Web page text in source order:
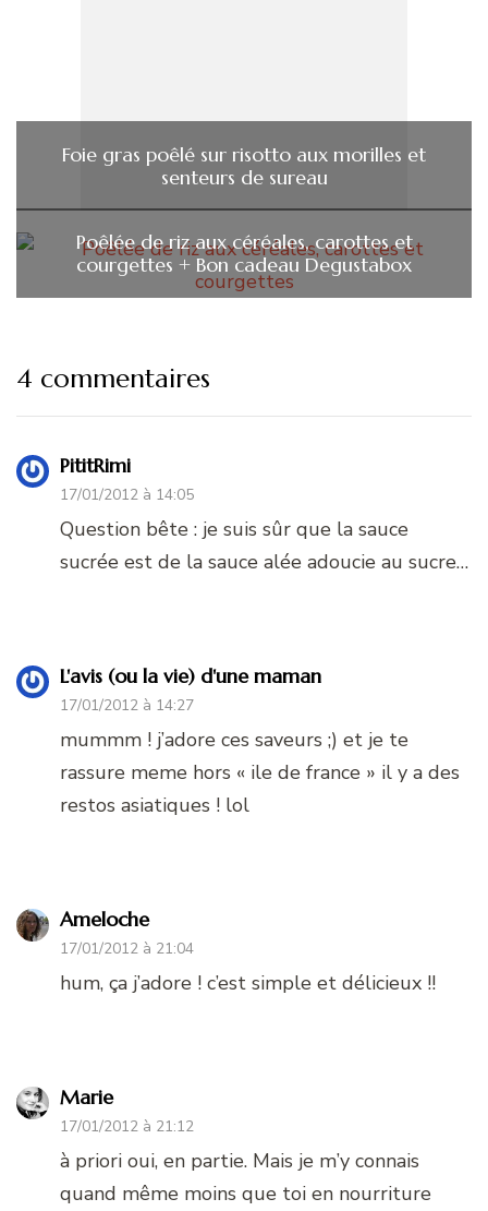
Foie gras poêlé sur risotto aux morilles et
senteurs de sureau
Poêlée de riz aux céréales, carottes et
courgettes + Bon cadeau Degustabox
4 commentaires
PititRimi
17/01/2012 à 14:05
Question bête : je suis sûr que la sauce
sucrée est de la sauce alée adoucie au sucre…
L'avis (ou la vie) d'une maman
17/01/2012 à 14:27
mummm ! j’adore ces saveurs ;) et je te
rassure meme hors « ile de france » il y a des
restos asiatiques ! lol
Ameloche
17/01/2012 à 21:04
hum, ça j’adore ! c’est simple et délicieux !!
Marie
17/01/2012 à 21:12
à priori oui, en partie. Mais je m’y connais
quand même moins que toi en nourriture